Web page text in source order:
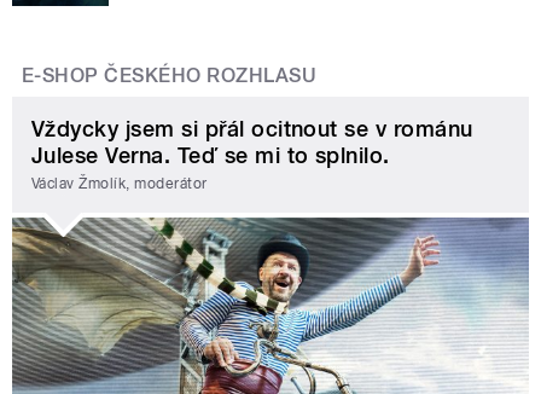
E-SHOP ČESKÉHO ROZHLASU
Vždycky jsem si přál ocitnout se v románu
Julese Verna. Teď se mi to splnilo.
Václav Žmolík, moderátor